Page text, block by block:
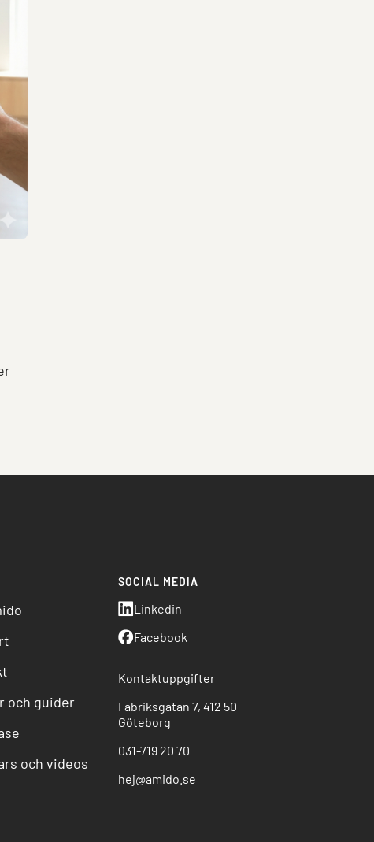
och guider
och videos
SOCIAL MEDIA
Linkedin
Facebook
Kontaktuppgifter
Fabriksgatan 7, 412 50
Göteborg
031-719 20 70
hej@amido.se